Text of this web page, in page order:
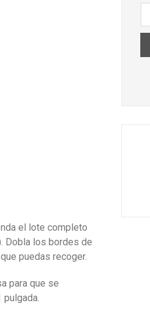
el lote completo
Dobla los bordes de
puedas recoger.
para que se